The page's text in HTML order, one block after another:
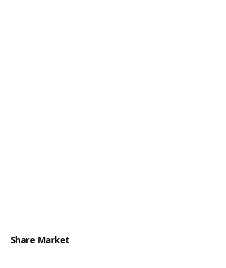
Share Market